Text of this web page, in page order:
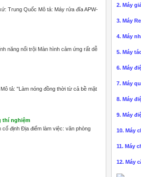
Trung Quốc Mô tả: Máy rửa đĩa APW-
năng nổi trội Màn hình cảm ứng rất dễ
tả: "Làm nóng đồng thời từ cả bề mặt
thí nghiệm
cố định Địa điểm làm việc: văn phòng
2. Máy
3. Máy
4. Máy
5. Máy
6. Máy
7. Máy
8. Máy
9. Máy
10. Máy
11. Máy
12. Máy